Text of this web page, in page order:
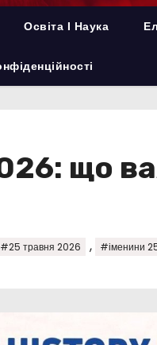
Освіта І Наука
що
#25 травня 2026 , #іменини